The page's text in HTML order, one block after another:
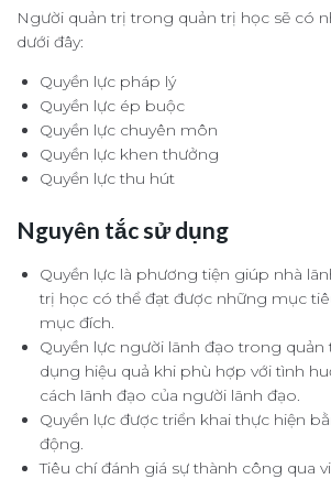
Người quản trị trong quản trị học sẽ có
dưới đây:
Quyền lực pháp lý
Quyền lực ép buộc
Quyền lực chuyên môn
Quyền lực khen thưởng
Quyền lực thu hút
Nguyên tắc sử dụng
Quyền lực là phương tiện giúp nhà
trị học có thể đạt được những mục
mục đích.
Quyền lực người lãnh đạo trong quản
dụng hiệu quả khi phù hợp với tình
cách lãnh đạo của người lãnh đạo.
Quyền lực được triển khai thực hiện
động.
Tiêu chí đánh giá sự thành công qua